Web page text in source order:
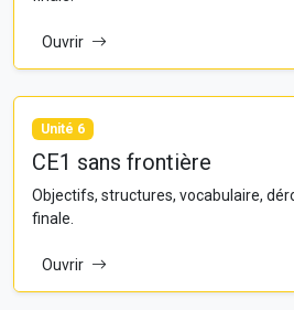
Ouvrir
Unité 6
CE1 sans frontière
Objectifs, structures, vocabulaire,
finale.
Ouvrir